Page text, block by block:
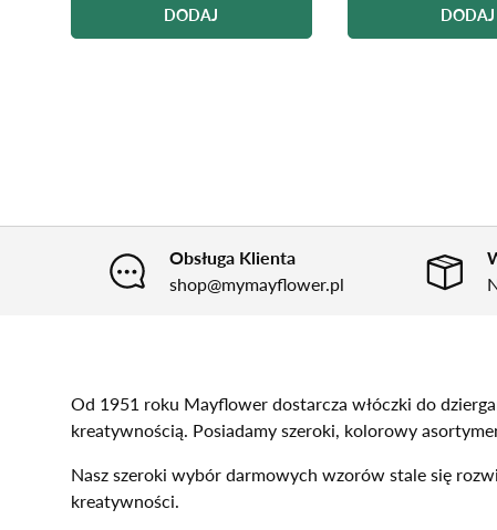
DODAJ DODAJ
Obsługa Klienta
shop@mymayflower.pl
Od 1951 roku Mayflower dostarcza włóczki do
kreatywnością. Posiadamy szeroki, kolorowy
Nasz szeroki wybór darmowych wzorów stale się
kreatywności.